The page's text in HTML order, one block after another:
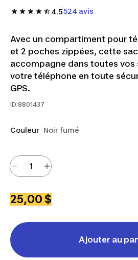
4.5524 avis
Avec un compartiment pour
et 2 poches zippées, cette
accompagne dans toutes vos
votre téléphone en toute
GPS.
ID 8801437
Couleur Noir fumé
25,00 $
Ajouter au